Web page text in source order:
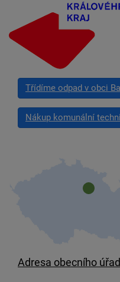
Třídíme odpad v obci
Nákup komunální
Adresa obecního